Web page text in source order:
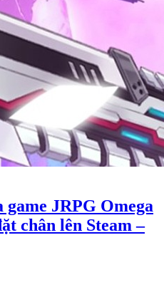
game JRPG Omega
chân lên Steam –